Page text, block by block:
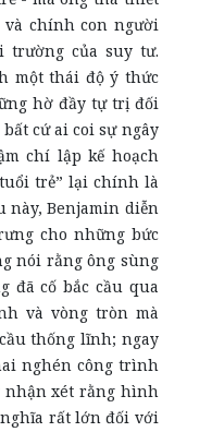
chính con người
trường của suy tư.
một thái độ ý thức
hờ đầy tự trị đối
cứ ai coi sự ngây
chí lập kế hoạch
trẻ” lại chính là
này, Benjamin diễn
cho những bức
nói rằng ông sùng
đã cố bắc cầu qua
và vòng tròn mà
thống lĩnh; ngay
nghén công trình
nhận xét rằng hình
rất lớn đối với